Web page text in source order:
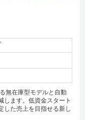
無在庫型モデルと自動
します。低資金スタート
した売上を目指せる新し